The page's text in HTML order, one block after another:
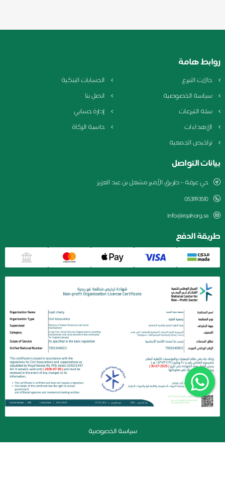
روابط هامة
حالات التبرع
الحسابات البنكية
سياسة الخصوصية
اتصل بنا
سلة التبرعات
إدارة حسابي
الإهداءات
حاسبة الزكاة
تراخيص الجمعية
بيانات التواصل
حي عرقة – طريق الأمير مشعل بن عبد العزيز
0531193510
Info@irqahorg.sa
طريقة الدفع
سياسة الخصوصية